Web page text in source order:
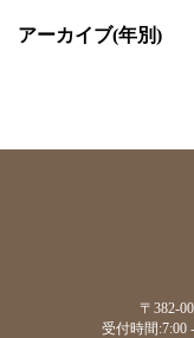
アーカイブ(年別)
〒382-
受付時間:7:00